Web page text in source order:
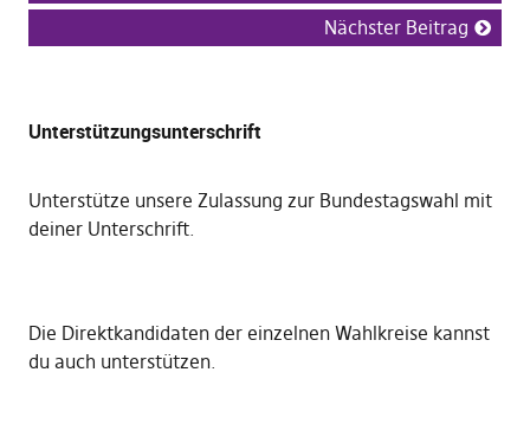
Nächster Beitrag
Unterstützungsunterschrift
Unterstütze unsere Zulassung zur Bundestagswahl mit
deiner Unterschrift.
Die Direktkandidaten der einzelnen Wahlkreise kannst
du auch unterstützen.